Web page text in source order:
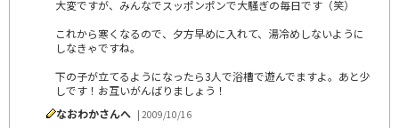
大変ですが、みんなでスッポンポンで大騒ぎの毎日です（笑）
これから寒くなるので、夕方早めに入れて、湯冷めしないように
しなきゃですね。
下の子が立てるようになったら3人で浴槽で遊んでますよ。あと少
しです！お互いがんばりましょう！
なおわかさんへ | 2009/10/16